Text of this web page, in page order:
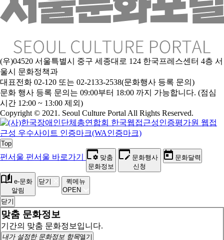
(우)04520 서울특별시 중구 세종대로 124 한국프레스센터 4층 서
울시 문화정책과
대표전화 02-120 또는 02-2133-2538(문화행사 등록 문의)
문화 행사 등록 문의는 09:00부터 18:00 까지 가능합니다. (점심
시간 12:00 ~ 13:00 제외)
Copyright © 2021. Seoul Culture Portal All Rights Reserved.
Top
펀서울 펀서울 바로가기
맞춤
문화정보
문화행사
신청
문화달력
e-문화
알림
닫기
퀵메뉴
OPEN
닫기
맞춤 문화정보
기간의 맞춤 문화정보입니다.
내가 설정한 문화정보 항목열기